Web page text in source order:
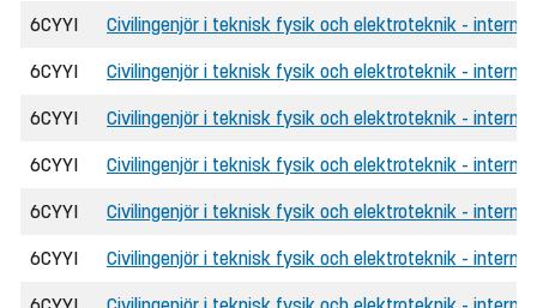
6CYYI Civilingenjör i teknisk fysik och elektroteknik -
6CYYI Civilingenjör i teknisk fysik och elektroteknik -
6CYYI Civilingenjör i teknisk fysik och elektroteknik -
6CYYI Civilingenjör i teknisk fysik och elektroteknik -
6CYYI Civilingenjör i teknisk fysik och elektroteknik -
6CYYI Civilingenjör i teknisk fysik och elektroteknik -